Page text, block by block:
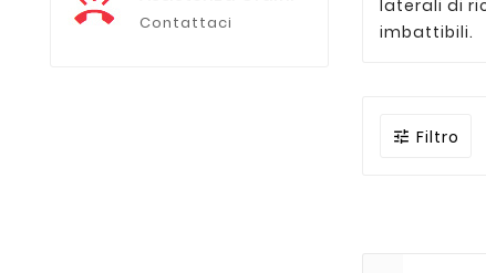
Contattaci
laterali di
imbattibili.
 Filtro